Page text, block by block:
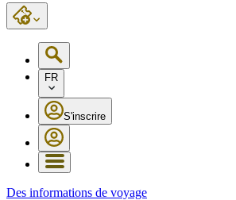
FR
S'inscrire
Des informations de voyage